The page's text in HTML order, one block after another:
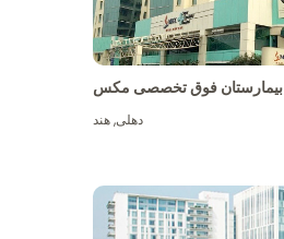
بیمارستان فوق تخصصی مکس
دهلی,هند